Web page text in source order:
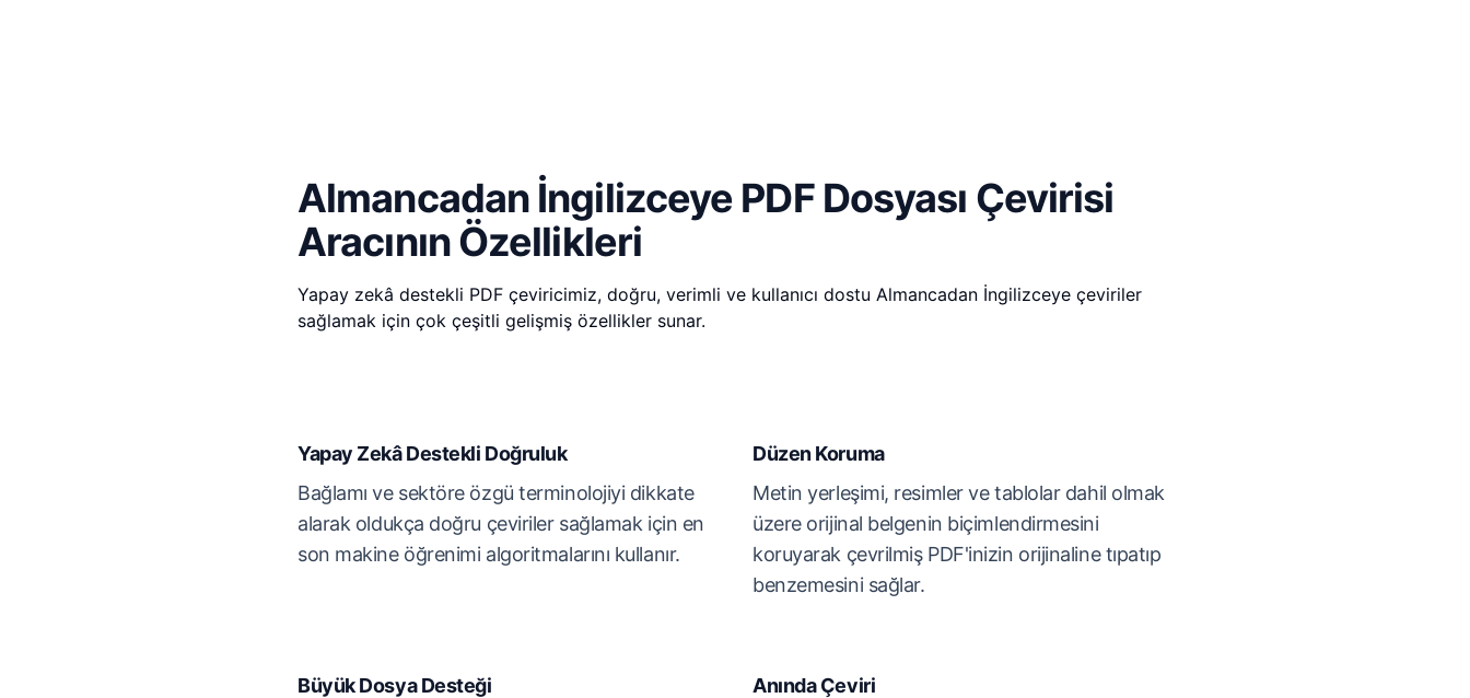
Almancadan İngilizceye PDF Dosyası Çevirisi
Aracının Özellikleri
Yapay zekâ destekli PDF çeviricimiz, doğru, verimli ve kullanıcı dostu Almancadan İngilizceye çeviriler
sağlamak için çok çeşitli gelişmiş özellikler sunar.
Yapay Zekâ Destekli Doğruluk
Bağlamı ve sektöre özgü terminolojiyi dikkate
alarak oldukça doğru çeviriler sağlamak için en
son makine öğrenimi algoritmalarını kullanır.
Düzen Koruma
Metin yerleşimi, resimler ve tablolar dahil olmak
üzere orijinal belgenin biçimlendirmesini
koruyarak çevrilmiş PDF'inizin orijinaline tıpatıp
benzemesini sağlar.
Büyük Dosya Desteği
Anında Çeviri